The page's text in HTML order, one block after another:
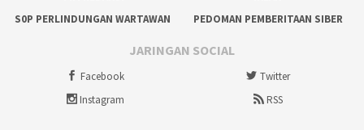
S0P PERLINDUNGAN WARTAWAN
PEDOMAN PEMBERITAAN SIBER
JARINGAN SOCIAL
Facebook
Twitter
Instagram
RSS